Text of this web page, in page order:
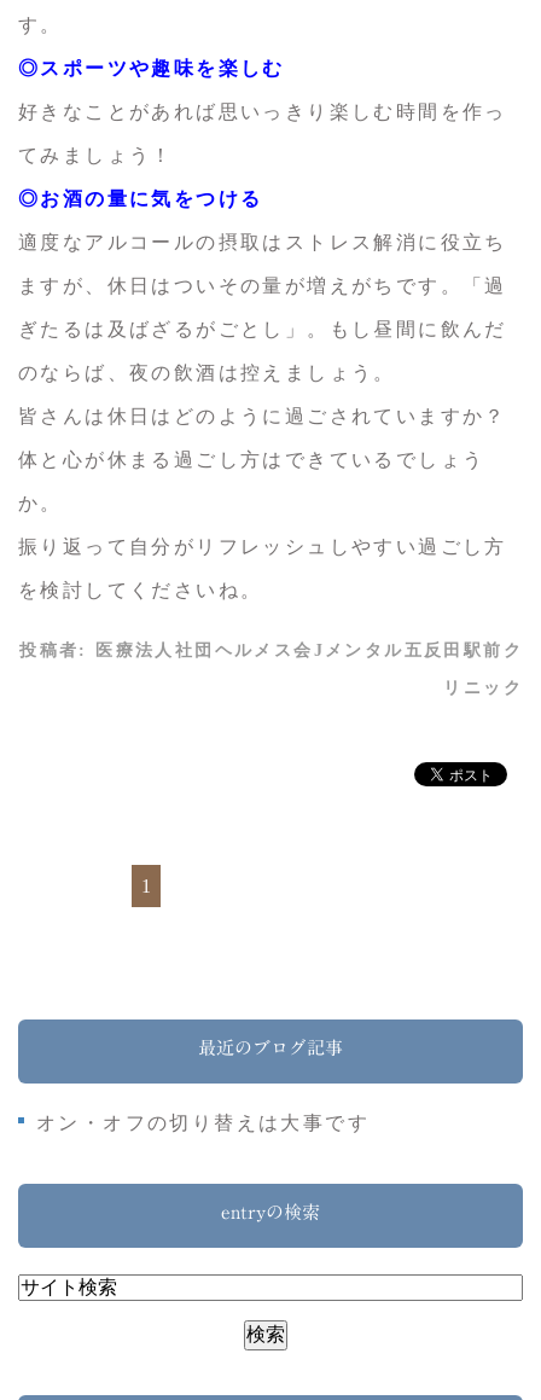
す。
◎スポーツや趣味を楽しむ
好きなことがあれば思いっきり楽しむ時間を作っ
てみましょう！
◎お酒の量に気をつける
適度なアルコールの摂取はストレス解消に役立ち
ますが、休日はついその量が増えがちです。「過
ぎたるは及ばざるがごとし」。もし昼間に飲んだ
のならば、夜の飲酒は控えましょう。
皆さんは休日はどのように過ごされていますか？
体と心が休まる過ごし方はできているでしょう
か。
振り返って自分がリフレッシュしやすい過ごし方
を検討してくださいね。
投稿者: 医療法人社団ヘルメス会Jメンタル五反田駅前ク
リニック
1
最近のブログ記事
オン・オフの切り替えは大事です
entryの検索